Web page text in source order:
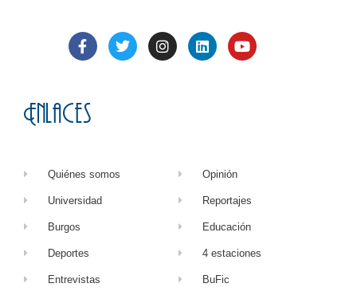
Enlaces
Quiénes somos
Universidad
Burgos
Deportes
Entrevistas
Opinión
Reportajes
Educación
4 estaciones
BuFic